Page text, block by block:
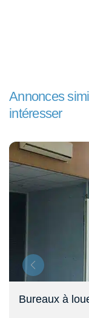
Annonces
intéresser
Bureaux à